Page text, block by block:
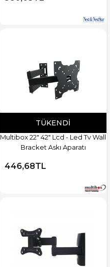
TÜKENDI
Multibox 22" 42" Lcd - Led Tv Wall
Bracket Askı Aparatı
446,68TL